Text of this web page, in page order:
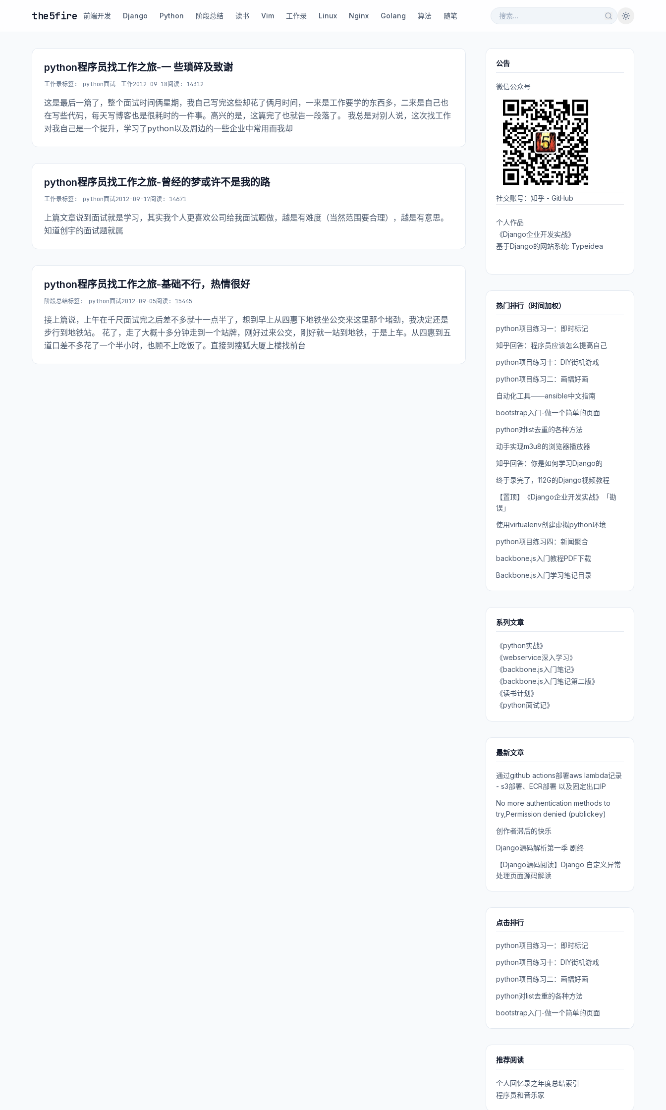
the5fire 前端开发 Django Python 阶段总结 读书 Vim 工作录 Linux Nginx Golang 算法 随笔
python程序员找工作之旅-一 些琐碎及致谢
工作录标签: python面试 工作2012-09-18阅读: 14312
这是最后一篇了，整个面试时间俩星期，我自己写完这些却花了俩月时间，一来是工作要学的东西多，二来是自己也
在写些代码，每天写博客也是很耗时的一件事。高兴的是，这篇完了也就告一段落了。 我总是对别人说，这次找工作
对我自己是一个提升，学习了python以及周边的一些企业中常用而我却
python程序员找工作之旅-曾经的梦或许不是我的路
工作录标签: python面试2012-09-17阅读: 14671
上篇文章说到面试就是学习，其实我个人更喜欢公司给我面试题做，越是有难度（当然范围要合理），越是有意思。
知道创宇的面试题就属
python程序员找工作之旅-基础不行，热情很好
阶段总结标签: python面试2012-09-05阅读: 15445
接上篇说，上午在千尺面试完之后差不多就十一点半了，想到早上从四惠下地铁坐公交来这里那个堵劲，我决定还是
步行到地铁站。 花了，走了大概十多分钟走到一个站牌，刚好过来公交，刚好就一站到地铁，于是上车。从四惠到五
道口差不多花了一个半小时，也顾不上吃饭了。直接到搜狐大厦上楼找前台
公告
微信公众号
社交账号： 知乎 - GitHub
个人作品
《Django企业开发实战》
基于Django的网站系统: Typeidea
热门排行（时间加权）
python项目练习一：即时标记
知乎回答：程序员应该怎么提高自己
python项目练习十：DIY街机游戏
python项目练习二：画幅好画
自动化工具——ansible中文指南
bootstrap入门-做一个简单的页面
python对list去重的各种方法
动手实现m3u8的浏览器播放器
知乎回答：你是如何学习Django的
终于录完了，112G的Django视频教程
【置顶】《Django企业开发实战》「勘
误」
使用virtualenv创建虚拟python环境
python项目练习四：新闻聚合
backbone.js入门教程PDF下载
Backbone.js入门学习笔记目录
系列文章
《python实战》
《webservice深入学习》
《backbone.js入门笔记》
《backbone.js入门笔记第二版》
《读书计划》
《python面试记》
最新文章
通过github actions部署aws lambda记录
- s3部署、ECR部署 以及固定出口IP
No more authentication methods to
try,Permission denied (publickey)
创作者滞后的快乐
Django源码解析第一季 剧终
【Django源码阅读】Django 自定义异常
处理页面源码解读
点击排行
python项目练习一：即时标记
python项目练习十：DIY街机游戏
python项目练习二：画幅好画
python对list去重的各种方法
bootstrap入门-做一个简单的页面
推荐阅读
个人回忆录之年度总结索引
程序员和音乐家